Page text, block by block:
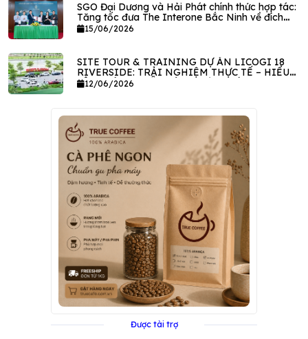
SGO Đại Dương và Hải Phát chính thức hợp tác:
Tăng tốc đưa The Interone Bắc Ninh về đích
vào năm 2027
15/06/2026
SITE TOUR & TRAINING DỰ ÁN LICOGI 18
RIVERSIDE: TRẢI NGHIỆM THỰC TẾ – HIỂU
SÂU GIÁ TRỊ, SẴN SÀNG BỨT PHÁ KINH
12/06/2026
Được tài trợ